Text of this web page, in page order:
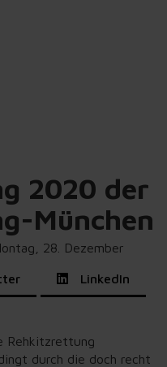
2020 der
München
28. Dezember
LinkedIn
Rehkitzrettung
durch die doch recht